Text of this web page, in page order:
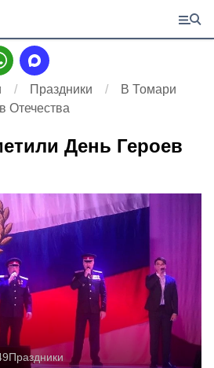
Праздники
В Томари
Отечества
День Героев
Праздники